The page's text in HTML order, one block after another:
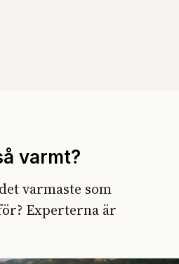
varmt?
varmaste som
Experterna är